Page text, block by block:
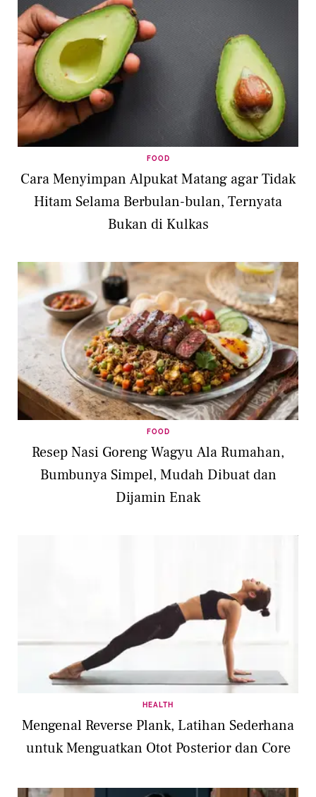
FOOD
Cara Menyimpan Alpukat Matang agar Tidak
Hitam Selama Berbulan-bulan, Ternyata
Bukan di Kulkas
FOOD
Resep Nasi Goreng Wagyu Ala Rumahan,
Bumbunya Simpel, Mudah Dibuat dan
Dijamin Enak
HEALTH
Mengenal Reverse Plank, Latihan Sederhana
untuk Menguatkan Otot Posterior dan Core